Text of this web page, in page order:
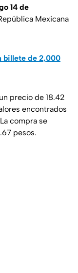
14 de
Mexicana
billete de 2,000
precio de 18.42
encontrados
compra se
pesos.